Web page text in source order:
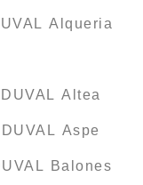
Alqueria
Altea
Aspe
Balones